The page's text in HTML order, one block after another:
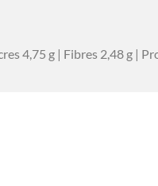
4,75 g | Fibres 2,48 g |